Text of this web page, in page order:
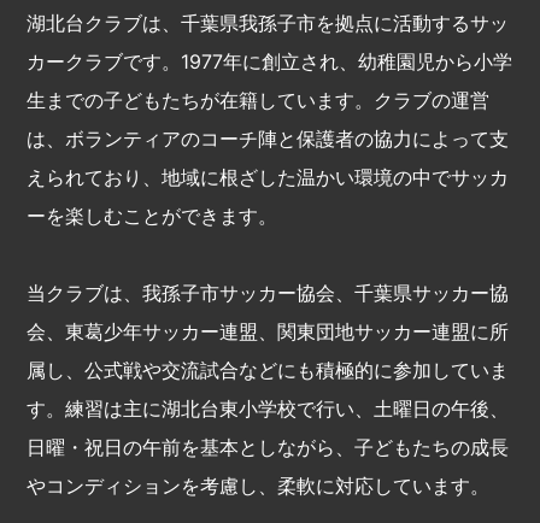
湖北台クラブは、千葉県我孫子市を拠点に活動するサッ
カークラブです。1977年に創立され、幼稚園児から小学
生までの子どもたちが在籍しています。クラブの運営
は、ボランティアのコーチ陣と保護者の協力によって支
えられており、地域に根ざした温かい環境の中でサッカ
ーを楽しむことができます。
当クラブは、我孫子市サッカー協会、千葉県サッカー協
会、東葛少年サッカー連盟、関東団地サッカー連盟に所
属し、公式戦や交流試合などにも積極的に参加していま
す。練習は主に湖北台東小学校で行い、土曜日の午後、
日曜・祝日の午前を基本としながら、子どもたちの成長
やコンディションを考慮し、柔軟に対応しています。